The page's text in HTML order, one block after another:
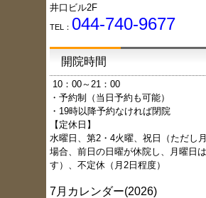
井口ビル2F
TEL： 044-740-9677
開院時間
10：00～21：00
・予約制（当日予約も可能）
・19時以降予約なければ閉院
【定休日】
水曜日、第2・4火曜、祝日（ただし
場合、前日の日曜が休院し、月曜日
す）、不定休（月2日程度）
7月カレンダー(2026)